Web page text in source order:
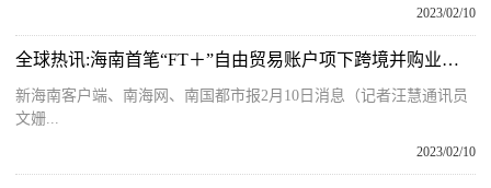
2023/02/10
全球热讯:海南首笔“FT＋”自由贸易账户项下跨境并购业务落地
新海南客户端、南海网、南国都市报2月10日消息（记者汪慧通讯员
文姗...
2023/02/10